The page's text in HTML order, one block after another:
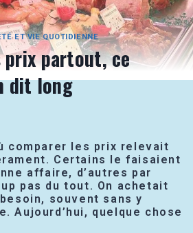
ET VIE QUOTIDIENNE
prix partout, ce
dit long
comparer les prix relevait
Certains le faisaient
affaire, d’autres par
pas du tout. On achetait
souvent sans y
Aujourd’hui, quelque chose